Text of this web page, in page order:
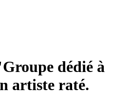
dédié à
artiste raté.